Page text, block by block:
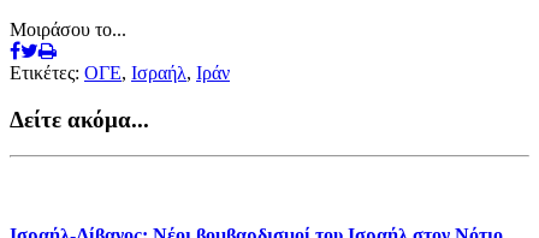
Μοιράσου το...
Ετικέτες: ΟΓΕ, Ισραήλ, Ιράν
Δείτε ακόμα...